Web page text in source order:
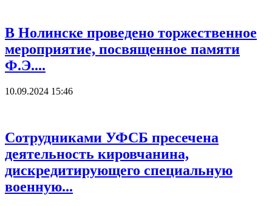
В Нолинске проведено торжественное
мероприятие, посвященное памяти
Ф.Э....
10.09.2024 15:46
Сотрудниками УФСБ пресечена
деятельность кировчанина,
дискредитирующего специальную
военную...